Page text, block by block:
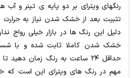
رنگهای ویترای بر دو پایه ی تینر و
تثبیت بعد از خشک شدن نیاز به حرارت
دلیل این رنگ ها در بازار خیلی رواج
خشک شدن کاملا ثابت شده و با
حداقل ۲۴ ساعت به رنگ زمان دهید تا کاملا خشک شود.
مهم در رنگ های ویترای این است که